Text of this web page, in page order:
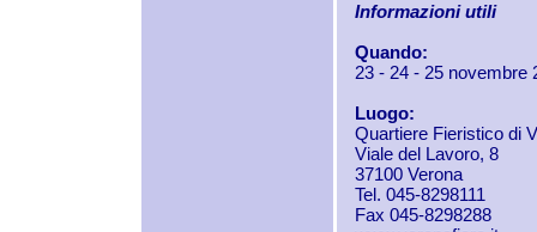
Informazioni utili
Quando:
23 - 24 - 25 novembre
Luogo:
Quartiere Fieristico di
Viale del Lavoro, 8
37100 Verona
Tel. 045-8298111
Fax 045-8298288